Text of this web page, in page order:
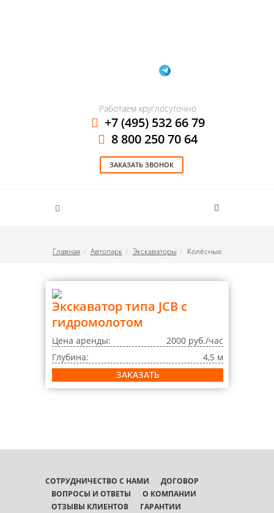
Работаем круглосуточно
+7 (495) 532 66 79
8 800 250 70 64
ЗАКАЗАТЬ ЗВОНОК
Главная Автопарк Экскаваторы Колёсные
Экскаватор типа JCB с
гидромолотом
Цена аренды:
2000 руб./час
Глубина:
4,5 м
ЗАКАЗАТЬ
СОТРУДНИЧЕСТВО С НАМИ
ДОГОВОР
ВОПРОСЫ И ОТВЕТЫ
О КОМПАНИИ
ОТЗЫВЫ КЛИЕНТОВ
ГАРАНТИИ